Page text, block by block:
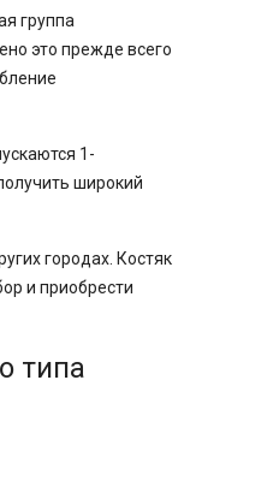
группа
это прежде всего
1-
широкий
городах. Костяк
и приобрести
типа